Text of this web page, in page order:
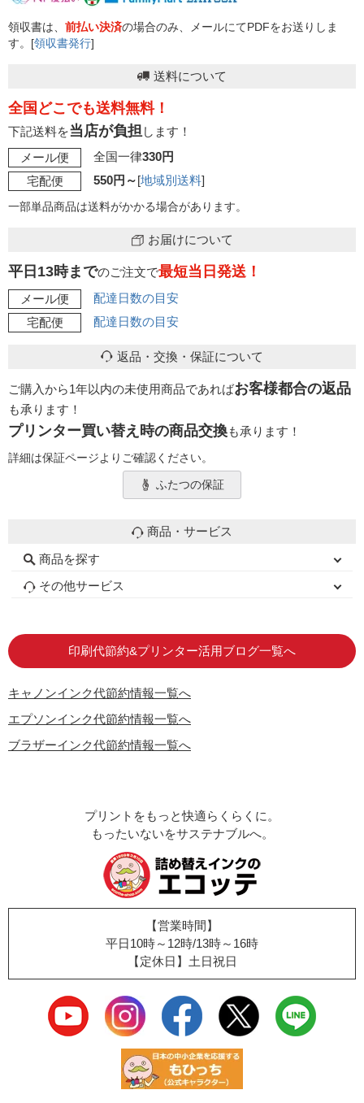
領収書は、 前払い決済の場合のみ、メールにてPDFをお送りしま
す。[領収書発行]
送料について
全国どこでも送料無料！
下記送料を当店が負担 します！
メール便
全国一律330円
宅配便
550円～[地域別送料]
一部単品商品は送料がかかる場合があります。
お届けについて
平日13時までのご注文で最短当日発送！
メール便
配達日数の目安
宅配便
配達日数の目安
返品・交換・保証について
ご購入から1年以内の未使用商品であればお客様都合の返品
も承ります！
プリンター買い替え時の商品交換も承ります！
詳細は保証ページよりご確認ください。
ふたつの保証
商品・サービス
商品を探す
初心者用セット
キャノンインク
エプソンインク
ブラザーインク
詰め替えインク
互換インクボトル
互換インクカートリッジ
再生インクカートリッジ
トナーカートリッジ
その他サービス
印刷代節約&プリンター活用ブログ一覧へ
キャノンインク代節約情報一覧へ
エプソンインク代節約情報一覧へ
ブラザーインク代節約情報一覧へ
プリントをもっと快適らくらくに。
もったいないをサステナブルへ。
【営業時間】
平日10時～12時/13時～16時
【定休日】土日祝日